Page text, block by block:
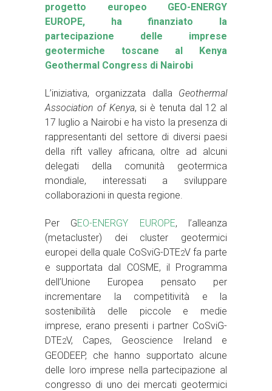
progetto europeo GEO-ENERGY
EUROPE, ha finanziato la
partecipazione delle imprese
geotermiche toscane al Kenya
Geothermal Congress di Nairobi
L’iniziativa, organizzata dalla Geothermal
Association of Kenya, si è tenuta dal 12 al
17 luglio a Nairobi e ha visto la presenza di
rappresentanti del settore di diversi paesi
della rift valley africana, oltre ad alcuni
delegati della comunità geotermica
mondiale, interessati a sviluppare
collaborazioni in questa regione.
Per GEO-ENERGY EUROPE, l’alleanza
(metacluster) dei cluster geotermici
europei della quale CoSviG-DTE2V fa parte
e supportata dal COSME, il Programma
dell’Unione Europea pensato per
incrementare la competitività e la
sostenibilità delle piccole e medie
imprese, erano presenti i partner CoSviG-
DTE2V, Capes, Geoscience Ireland e
GEODEEP, che hanno supportato alcune
delle loro imprese nella partecipazione al
congresso di uno dei mercati geotermici